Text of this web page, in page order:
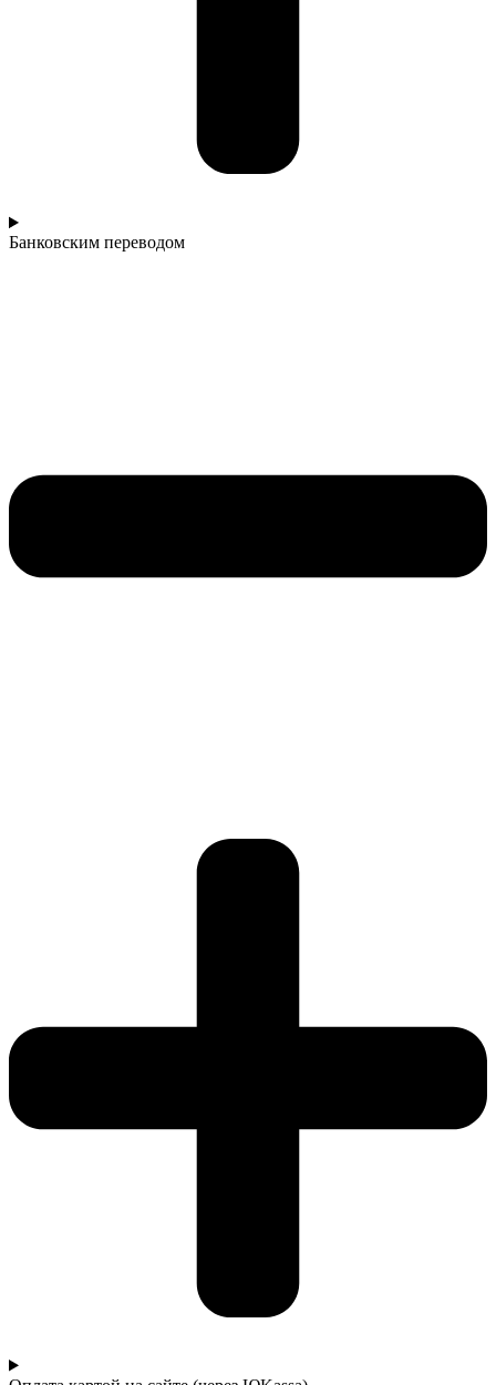
Банковским переводом